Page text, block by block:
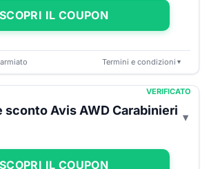
SCOPRI IL COUPON
Termini e condizioni ▼
VERIFICATO
sconto Avis AWD Carabinieri
SCOPRI IL COUPON